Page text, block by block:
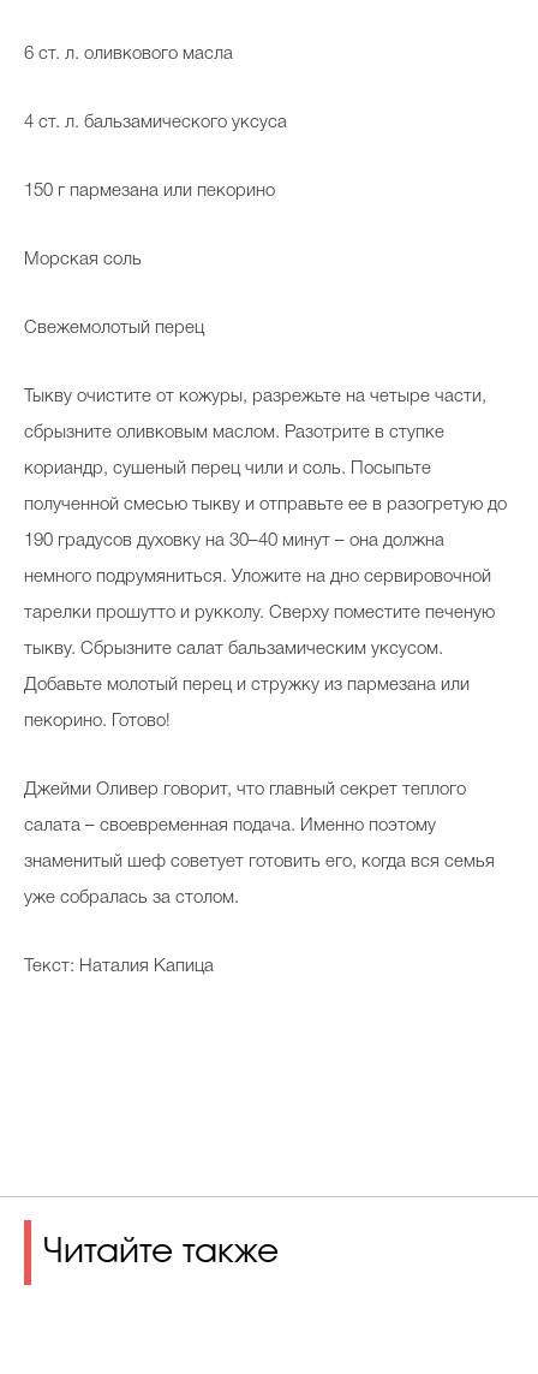
6 ст. л. оливкового масла
4 ст. л. бальзамического уксуса
150 г пармезана или пекорино
Морская соль
Свежемолотый перец
Тыкву очистите от кожуры, разрежьте на четыре части,
сбрызните оливковым маслом. Разотрите в ступке
кориандр, сушеный перец чили и соль. Посыпьте
полученной смесью тыкву и отправьте ее в разогретую до
190 градусов духовку на 30–40 минут – она должна
немного подрумяниться. Уложите на дно сервировочной
тарелки прошутто и рукколу. Сверху поместите печеную
тыкву. Сбрызните салат бальзамическим уксусом.
Добавьте молотый перец и стружку из пармезана или
пекорино. Готово!
Джейми Оливер говорит, что главный секрет теплого
салата – своевременная подача. Именно поэтому
знаменитый шеф советует готовить его, когда вся семья
уже собралась за столом.
Текст: Наталия Капица
Читайте также